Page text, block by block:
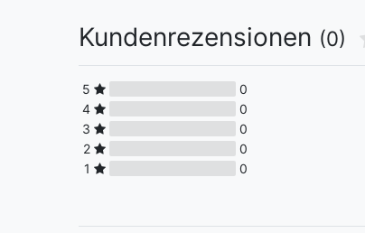
Kundenrezensionen (0)
5
0
4
0
3
0
2
0
1
0